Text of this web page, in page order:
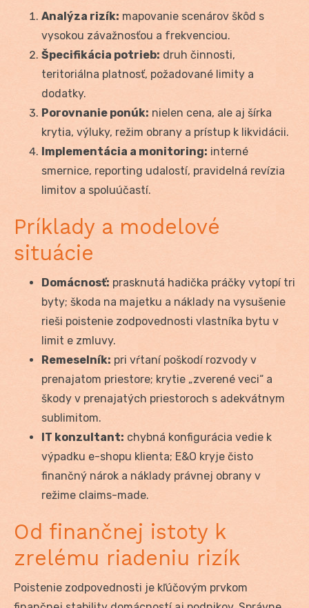
Analýza rizík: mapovanie scenárov škôd s
vysokou závažnosťou a frekvenciou.
Špecifikácia potrieb: druh činnosti,
teritoriálna platnosť, požadované limity a
dodatky.
Porovnanie ponúk: nielen cena, ale aj šírka
krytia, výluky, režim obrany a prístup k likvidácii.
Implementácia a monitoring: interné
smernice, reporting udalostí, pravidelná revízia
limitov a spoluúčastí.
Príklady a modelové
situácie
Domácnosť: prasknutá hadička práčky vytopí tri
byty; škoda na majetku a náklady na vysušenie
rieši poistenie zodpovednosti vlastníka bytu v
limit e zmluvy.
Remeselník: pri vŕtaní poškodí rozvody v
prenajatom priestore; krytie „zverené veci“ a
škody v prenajatých priestoroch s adekvátnym
sublimitom.
IT konzultant: chybná konfigurácia vedie k
výpadku e-shopu klienta; E&O kryje čisto
finančný nárok a náklady právnej obrany v
režime claims-made.
Od finančnej istoty k
zrelému riadeniu rizík
Poistenie zodpovednosti je kľúčovým prvkom